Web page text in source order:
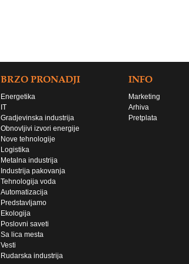
BRZO PRONADJI
Energetika
IT
Gradjevinska industrija
Obnovljivi izvori energije
Nove tehnologije
Logistika
Metalna industrija
Industrija pakovanja
Tehnologija voda
Automatizacija
Predstavljamo
Ekologija
Poslovni saveti
Sa lica mesta
Vesti
Rudarska industrija
INFO
Marketing
Arhiva
Pretplata